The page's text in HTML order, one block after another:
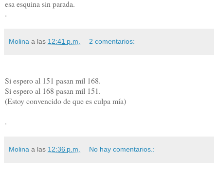
esa esquina sin parada.
.
Molina a las 12:41 p.m. 2 comentarios:
Si espero al 151 pasan mil 168.
Si espero al 168 pasan mil 151.
(Estoy convencido de que es culpa mía)
.
Molina a las 12:36 p.m. No hay comentarios.: